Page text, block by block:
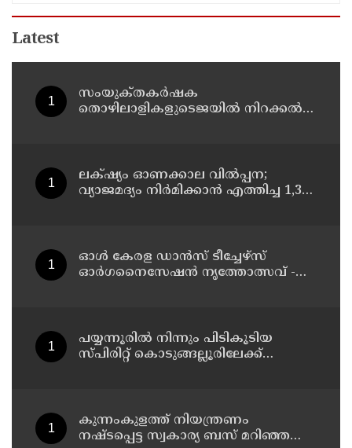
Latest
സംയുക്‌തകർഷക
തൊഴിലാളികളുടെജയിൽ നിറക്കൽ
ലക്‌ഷ്യം ഓണക്കാല വിൽപ്പന;
വ്യാജമദ്യം നിർമിക്കാൻ എത്തിച്ച 1,350
ഓൾ കേരള ഡാൻസ് ടീച്ചേഴ്സ്
ഓർഗനൈസേഷൻ നൃത്തോത്സവ് -
പയ്യന്നൂരിൽ നിന്നും പിടികൂടിയ
സ്പിരിറ്റ് കൊടുങ്ങല്ലൂരിലേക്ക്
കുന്നംകുളത്ത് നിയന്ത്രണം
നഷ്ടപ്പെട്ട സ്വകാര്യ ബസ് മറിഞ്ഞ